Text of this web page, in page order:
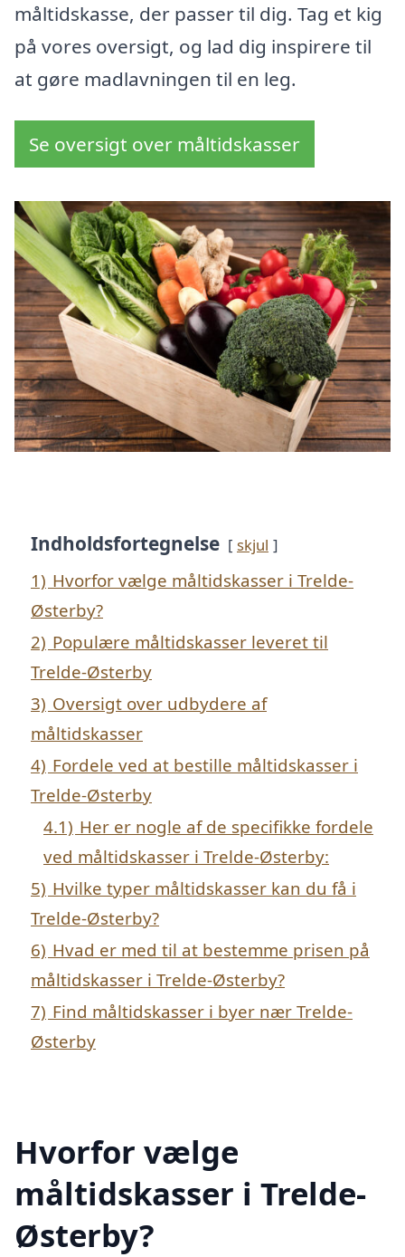
måltidskasse, der passer til dig. Tag et kig
på vores oversigt, og lad dig inspirere til
at gøre madlavningen til en leg.
Se oversigt over måltidskasser
Indholdsfortegnelse skjul
1) Hvorfor vælge måltidskasser i Trelde-
Østerby?
2) Populære måltidskasser leveret til
Trelde-Østerby
3) Oversigt over udbydere af
måltidskasser
4) Fordele ved at bestille måltidskasser i
Trelde-Østerby
4.1) Her er nogle af de specifikke fordele
ved måltidskasser i Trelde-Østerby:
5) Hvilke typer måltidskasser kan du få i
Trelde-Østerby?
6) Hvad er med til at bestemme prisen på
måltidskasser i Trelde-Østerby?
7) Find måltidskasser i byer nær Trelde-
Østerby
Hvorfor vælge
måltidskasser i Trelde-
Østerby?